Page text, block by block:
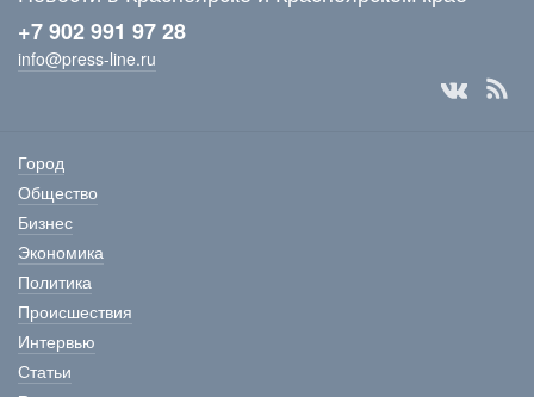
+7 902 991 97 28
info@press-line.ru
Город
Общество
Бизнес
Экономика
Политика
Происшествия
Интервью
Статьи